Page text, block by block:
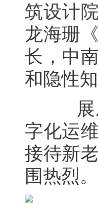
筑设计
龙海珊
长，中
和隐性
展厅
字化运
接待新
围热烈。